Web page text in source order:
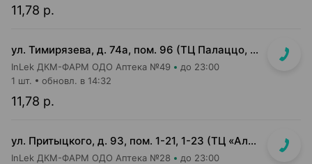
11,78 р.
ул. Тимирязева, д. 74а, пом. 96 (ТЦ Палаццо, 1 этаж, главный вход)
InLek ДКМ-ФАРМ ОДО Аптека №49 до 23:00
11,78 р.
1 шт. обновл. в 14:32
ул. Притыцкого, д. 93, пом. 1-21, 1-23 (ТЦ «Алми (Притыцкого)», слева от главного входа)
InLek ДКМ-ФАРМ ОДО Аптека №28 до 23:00